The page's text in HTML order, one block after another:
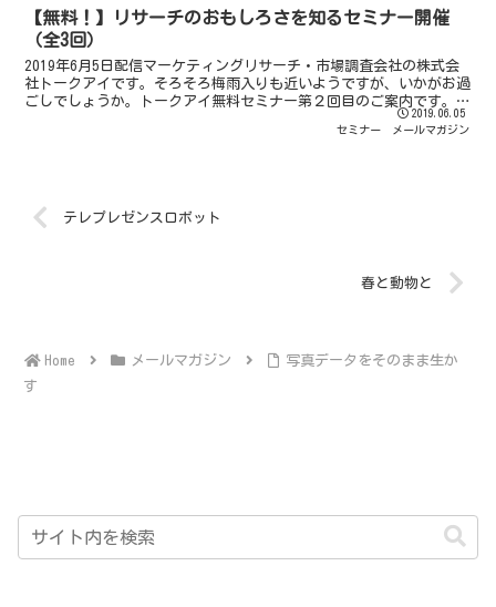
【無料！】リサーチのおもしろさを知るセミナー開催
（全3回）
2019年6月5日配信マーケティングリサーチ・市場調査会社の株式会
社トークアイです。そろそろ梅雨入りも近いようですが、いかがお過
ごしでしょうか。トークアイ無料セミナー第２回目のご案内です。も
ちろん、第1回に参加していない方でも参加いただけま...
2019.06.05
セミナー
メールマガジン
テレプレゼンスロボット
春と動物と
メールマガジン
写真データをそのまま生か
す